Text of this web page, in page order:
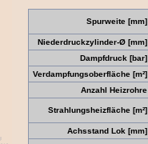
Spurweite [mm]
Niederdruckzylinder-Ø [mm]
Dampfdruck [bar]
Verdampfungsoberfläche [m²]
Anzahl Heizrohre
Strahlungsheizfläche [m²]
Achsstand Lok [mm]